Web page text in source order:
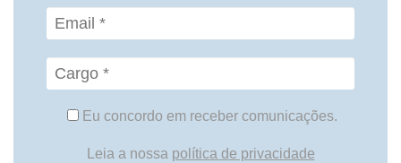
Eu concordo em receber comunicações.
Leia a nossa política de privacidade